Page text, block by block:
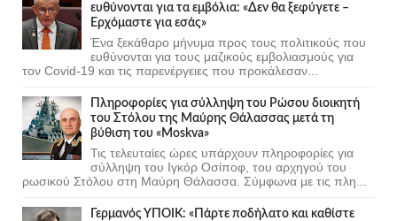
ευθύνονται για τα εμβόλια: «Δεν θα ξεφύγετε –
Ερχόμαστε για εσάς»
Ένα ξεκάθαρο μήνυμα προς τους πολιτικούς που
ευθύνονται για τους μαζικούς εμβολιασμούς για
τον Covid-19 και τις παρενέργειες που προκάλεσαν...
Πληροφορίες για σύλληψη του Ρώσου διοικητή
του Στόλου της Mαύρης Θάλασσας μετά τη
βύθιση του «Moskva»
Τις τελευταίες ώρες υπάρχουν πληροφορίες για
σύλληψη του Ιγκόρ Οσίποφ, του αρχηγού του
ρωσικού Στόλου στη Μαύρη Θάλασσα. Σύμφωνα με τις πλη...
Γερμανός ΥΠΟΙΚ: «Πάρτε ποδήλατο και καθίστε